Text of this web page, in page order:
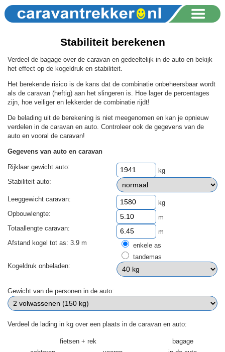
Stabiliteit berekenen
Verdeel de bagage over de caravan en gedeeltelijk in de auto en bekijk
het effect op de kogeldruk en stabiliteit.
Het berekende risico is de kans dat de combinatie onbeheersbaar wordt
als de caravan (heftig) aan het slingeren is. Hoe lager de percentages
zijn, hoe veiliger en lekkerder de combinatie rijdt!
De belading uit de berekening is niet meegenomen en kan je opnieuw
verdelen in de caravan en auto. Controleer ook de gegevens van de
auto en vooral de caravan!
Gegevens van auto en caravan
Rijklaar gewicht auto:
kg
Stabiliteit auto:
Leeggewicht caravan:
kg
Opbouwlengte:
m
Totaallengte caravan:
m
Afstand kogel tot as: 3.9 m
enkele as
tandemas
Kogeldruk onbeladen:
Gewicht van de personen in de auto:
Verdeel de lading in kg over een plaats in de caravan en auto:
fietsen + rek
bagage